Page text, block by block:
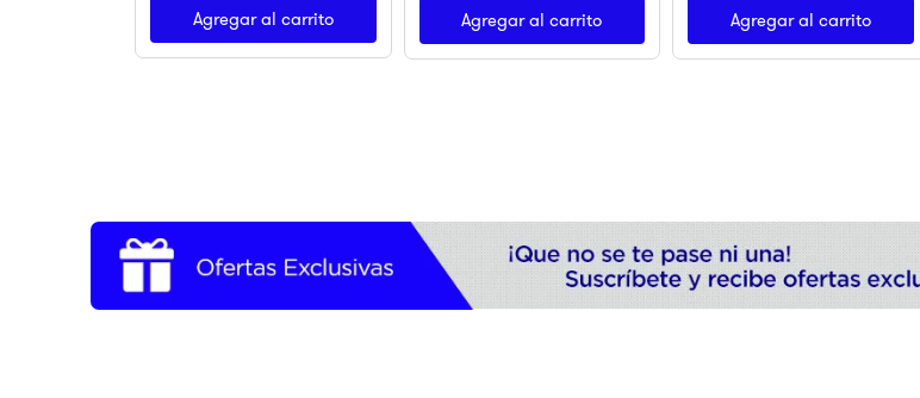
Agregar al carrito Agregar al carrito Agregar al carrito